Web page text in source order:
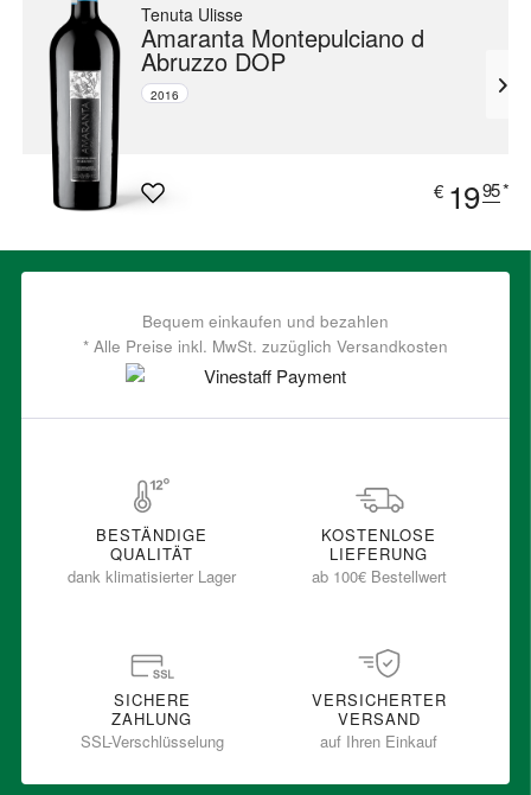
Tenuta Ulisse
Amaranta Montepulciano d
Abruzzo DOP
2016
€ 1995*
Bequem einkaufen und bezahlen
* Alle Preise inkl. MwSt. zuzüglich Versandkosten
BESTÄNDIGE
QUALITÄT
dank klimatisierter Lager
KOSTENLOSE
LIEFERUNG
ab 100€ Bestellwert
SICHERE
ZAHLUNG
SSL-Verschlüsselung
VERSICHERTER
VERSAND
auf Ihren Einkauf